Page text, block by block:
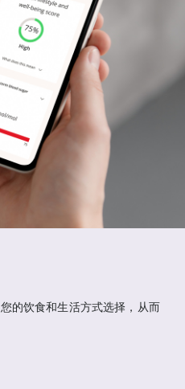
的饮食和生活方式选择，从而